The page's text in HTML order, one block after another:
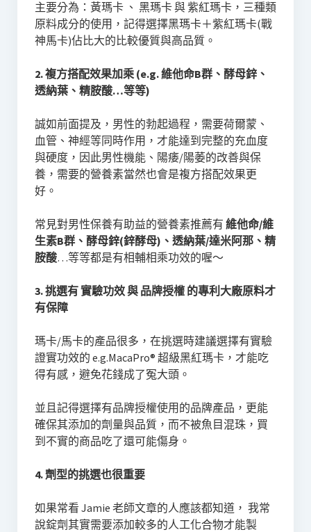
主要分為：黃瑪卡 、 黑瑪卡 與 紫紅瑪卡，三種類
原料成分的使用，記得選擇黑瑪卡＋紫紅瑪卡(戰
神馬卡)佔比大的比較優質與高品質。
2.複方搭配效果加乘 (e.g. 維他命B群、酵母鋅、
透納葉、精胺酸…等等)
誠如前面提及，男性的勃起過程，需要荷爾蒙、
血管、神經等同時作用，才能達到完整的充血度
與硬度，因此男性機能、陽痿/陽萎的改善與保
養，需要的營養素當然也會是複方搭配效果更
好。
常見對男性保養有助益的營養素推薦有 維他命/維
生素B群、酵母鋅(鋅酵母)、透納葉/達米阿那、精
胺酸…等等都是有相輔相乘功效的喔～
3. 挑選有 實驗功效 與 品牌授權 的專利大廠原料才
有保障
瑪卡/馬卡的產品很多，在挑選時建議選擇有實驗
證實功效的 e.g.MacaPro® 超級黑紅瑪卡，才能吃
得有感，避免花錢成了冤大頭。
並且記得選擇有品牌授權使用的品牌產品，更能
確保其添加的劑量與品質，而不被魚目混珠，買
到不實的商品吃了還可能傷身。
4. 劑型的挑選也很重要
如果常看 Jamie 老師文章的人應該都知道， 我常
說錠劑其實需要添加較多的人工化合物才能製